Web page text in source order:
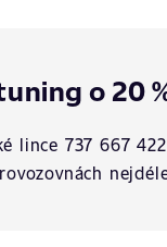
o 20
lince 737 667